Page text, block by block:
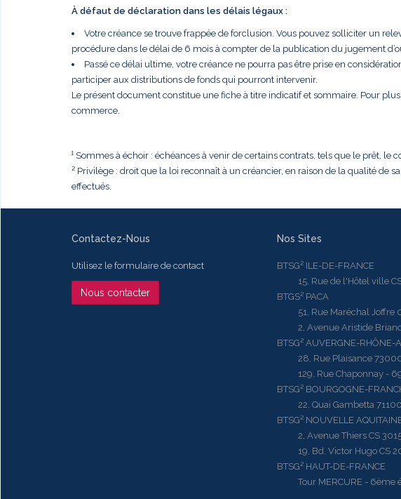
À défaut de déclaration dans les délais légaux :
Votre créance se trouve frappée de forclusion. Vous pouvez solliciter un
procédure dans le délai de 6 mois à compter de la publication du jugement
Passé ce délai ultime, votre créance ne pourra pas être prise en
participer aux distributions de fonds qui pourront intervenir.
Le présent document constitue une fiche à titre indicatif et sommaire. Pour
commerce.
¹ Sommes à échoir : échéances à venir de certains contrats, tels que le prêt, le
² Privilège : droit que la loi reconnaît à un créancier, en raison de la qualité de
effectués.
Contactez-Nous
Utilisez le formulaire de contact
Nous contacter
Nos Sites
BTSG² ILE-DE-FRANCE
15, Rue de l'Hôtel ville CS
BTGS² PACA
51, Rue Maréchal Joffre
2, Avenue Aristide Briand
BTSG² AUVERGNE-RHÔNE-
28, Rue Plaisance 73000
129, Rue Chaponnay -
BTSG² BOURGOGNE-
22, Quai Gambetta 71100
BTSG² NOUVELLE
2, Avenue Thiers CS
19, Bd. Victor Hugo CS
BTSG² HAUT-DE-FRANCE
Tour MERCURE - 6ème